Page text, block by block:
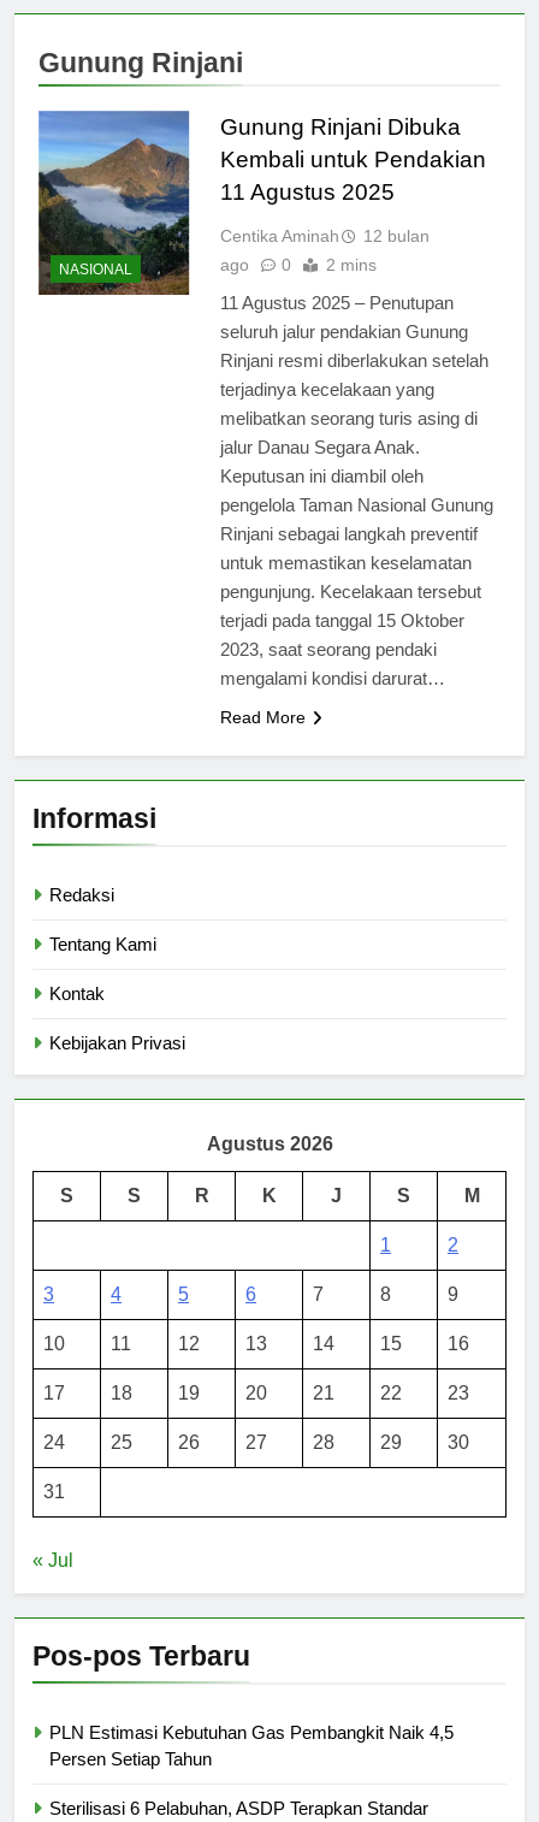
Gunung Rinjani
NASIONAL
Gunung Rinjani Dibuka
Kembali untuk Pendakian
11 Agustus 2025
Centika Aminah
12 bulan
ago
0 2 mins
11 Agustus 2025 – Penutupan
seluruh jalur pendakian Gunung
Rinjani resmi diberlakukan setelah
terjadinya kecelakaan yang
melibatkan seorang turis asing di
jalur Danau Segara Anak.
Keputusan ini diambil oleh
pengelola Taman Nasional Gunung
Rinjani sebagai langkah preventif
untuk memastikan keselamatan
pengunjung. Kecelakaan tersebut
terjadi pada tanggal 15 Oktober
2023, saat seorang pendaki
mengalami kondisi darurat…
Read More
Informasi
Redaksi
Tentang Kami
Kontak
Kebijakan Privasi
Agustus 2026
S S R K J S M
1 2
3 4 5 6 7 8 9
10 11 12 13 14 15 16
17 18 19 20 21 22 23
24 25 26 27 28 29 30
31
« Jul
Pos-pos Terbaru
PLN Estimasi Kebutuhan Gas Pembangkit Naik 4,5
Persen Setiap Tahun
Sterilisasi 6 Pelabuhan, ASDP Terapkan Standar